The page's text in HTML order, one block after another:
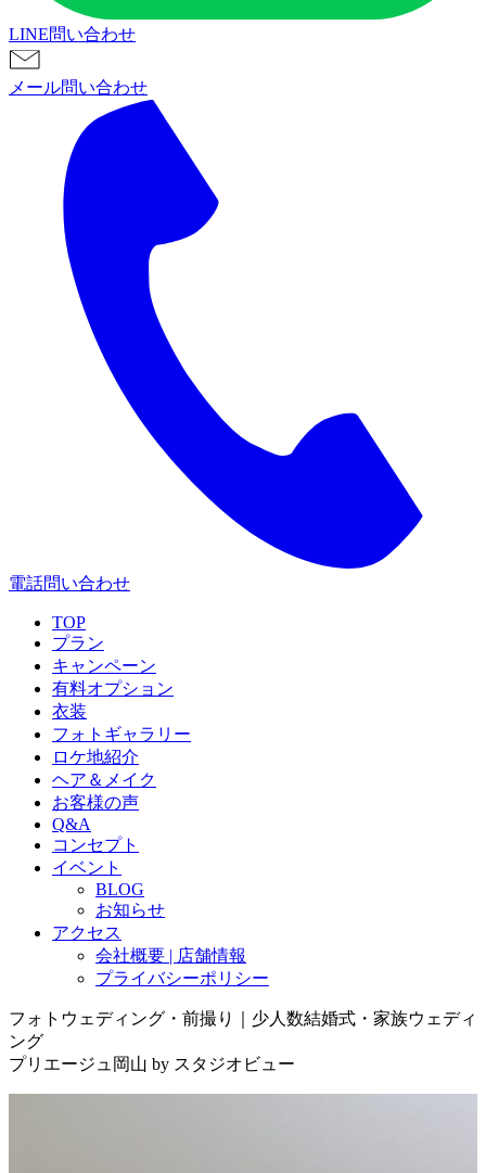
LINE問い合わせ
メール問い合わせ
電話問い合わせ
TOP
プラン
キャンペーン
有料オプション
衣装
フォトギャラリー
ロケ地紹介
ヘア＆メイク
お客様の声
Q&A
コンセプト
イベント
BLOG
お知らせ
アクセス
会社概要 | 店舗情報
プライバシーポリシー
フォトウェディング・前撮り｜少人数結婚式・家族ウェディ
ング
プリエージュ岡山 by スタジオビュー